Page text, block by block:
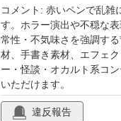
パニック ホラー オ
心理 シンプル 赤
コメント: 赤いペンで乱雑
す。ホラー演出や不穏な
常性・不気味さを強調す
材、手書き素材、エフェ
ー・怪談・オカルト系コ
いただけます。
違反報告